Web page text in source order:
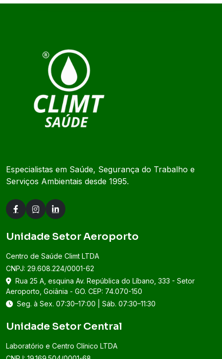
Especialistas em Saúde, Segurança do Trabalho e
Serviços Ambientais desde 1995.
Unidade Setor Aeroporto
Centro de Saúde Climt LTDA
CNPJ: 29.608.224/0001-62
Rua 25 A, esquina Av. República do Líbano, 333 - Setor
Aeroporto, Goiânia - GO. CEP: 74.070-150
Seg. à Sex. 07:30–17:00 | Sáb. 07:30–11:30
Unidade Setor Central
Laboratório e Centro Clínico LTDA